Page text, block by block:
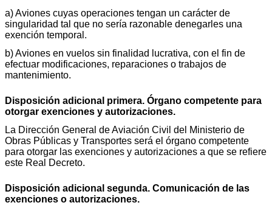
a) Aviones cuyas operaciones tengan un carácter de
singularidad tal que no sería razonable denegarles una
exención temporal.
b) Aviones en vuelos sin finalidad lucrativa, con el fin de
efectuar modificaciones, reparaciones o trabajos de
mantenimiento.
Disposición adicional primera. Órgano competente para
otorgar exenciones y autorizaciones.
La Dirección General de Aviación Civil del Ministerio de
Obras Públicas y Transportes será el órgano competente
para otorgar las exenciones y autorizaciones a que se refiere
este Real Decreto.
Disposición adicional segunda. Comunicación de las
exenciones o autorizaciones.